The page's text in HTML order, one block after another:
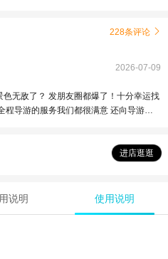
228条评论 
2026-07-09
无敌了？ 发朋友圈都爆了！十分幸运找
程导游的服务我们都很满意 还向导游请
进店逛逛
说明 使用说明